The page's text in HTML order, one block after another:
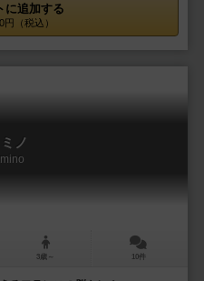
に追加する
円（税込）
ノ
3歳～ 10件